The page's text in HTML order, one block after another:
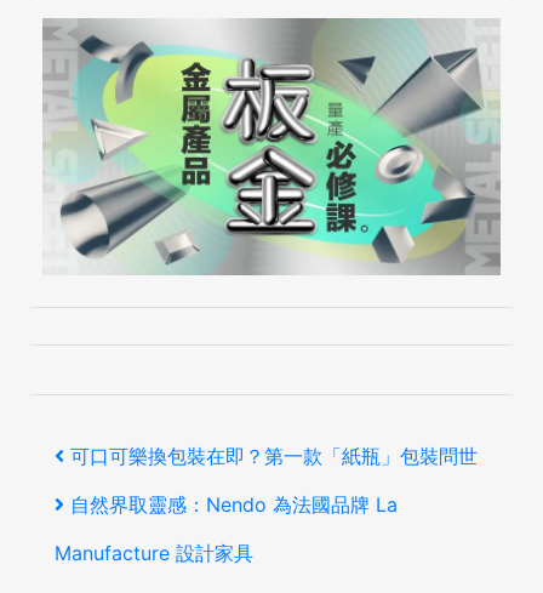
章
導
覽
上
一
篇
可口可樂換包裝在即？第一款「紙瓶」包裝問世
下
一
自然界取靈感：Nendo 為法國品牌 La
Manufacture 設計家具